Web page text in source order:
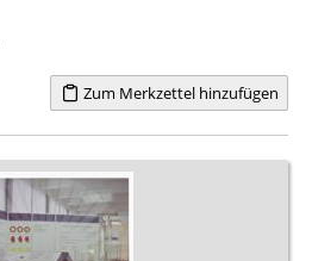
Zum Merkzettel hinzufügen